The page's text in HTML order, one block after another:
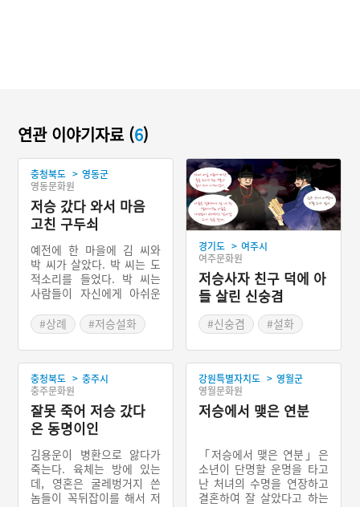
연관 이야기자료 (6)
충청북도 > 영동군
영동문화원
저승 갔다 와서 마음
고친 구두쇠
예전에 한 마을에 김 씨와
박 씨가 살았다. 박 씨는 도
적소리를 들었다. 박 씨는
사람들이 자신에게 아쉬운
다. 박 씨가 병들어 죽어서
저승에 갔다. 그런데 염라대
왕이 아직 올 때가 되지 않
았다고 하면서 저승 구경을
시켜주었다. 박 씨가 자신의
창고를 확인하니 짚단 하나
만 놓여 있었다. 이웃의 못
사는 김 서방의 창고에는 금
은보화가 가득했다. 이승으
로 돌아온 박 씨는 자신의
잘못을 깨닫고 착한 일을 하
면서 살았다. 박 씨가 죽을
때는 도적이라는 소리를 면
#상례
#저승설화
경기도 > 여주시
여주문화원
저승사자 친구 덕에 아
들 살린 신숭겸
#신숭겸
#설화
충청북도 > 충주시
충주문화원
잘못 죽어 저승 갔다
온 동명이인
김용운이 병환으로 앓다가
죽는다. 육체는 방에 있는
데, 영혼은 굴레벙거지 쓴
놈들이 꼭뒤잡이를 해서 저
강원특별자치도 > 영월군
영월문화원
저승에서 맺은 연분
「저승에서 맺은 연분」은
소년이 단명할 운명을 타고
난 처녀의 수명을 연장하고
결혼하여 잘 살았다고 하는